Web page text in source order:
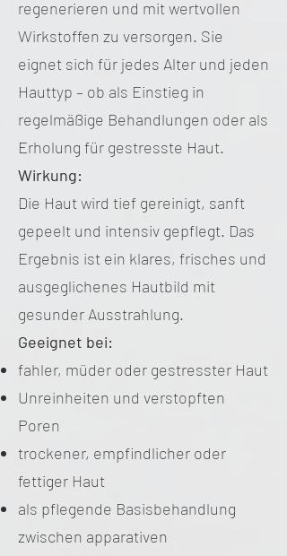
regenerieren und mit wertvollen
Wirkstoffen zu versorgen. Sie
eignet sich für jedes Alter und jeden
Hauttyp – ob als Einstieg in
regelmäßige Behandlungen oder als
Erholung für gestresste Haut.
Wirkung:
Die Haut wird tief gereinigt, sanft
gepeelt und intensiv gepflegt. Das
Ergebnis ist ein klares, frisches und
ausgeglichenes Hautbild mit
gesunder Ausstrahlung.
Geeignet bei:
fahler, müder oder gestresster Haut
Unreinheiten und verstopften
Poren
trockener, empfindlicher oder
fettiger Haut
als pflegende Basisbehandlung
zwischen apparativen